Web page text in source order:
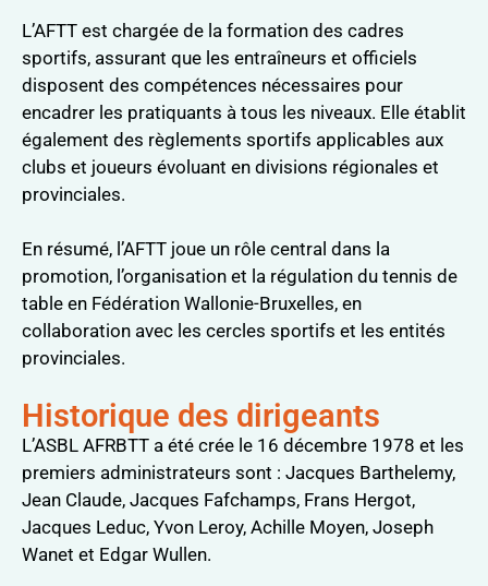
L’AFTT est chargée de la formation des cadres
sportifs, assurant que les entraîneurs et officiels
disposent des compétences nécessaires pour
encadrer les pratiquants à tous les niveaux. Elle établit
également des règlements sportifs applicables aux
clubs et joueurs évoluant en divisions régionales et
provinciales.
En résumé, l’AFTT joue un rôle central dans la
promotion, l’organisation et la régulation du tennis de
table en Fédération Wallonie-Bruxelles, en
collaboration avec les cercles sportifs et les entités
provinciales.
Historique des dirigeants
L’ASBL AFRBTT a été crée le 16 décembre 1978 et les
premiers administrateurs sont : Jacques Barthelemy,
Jean Claude, Jacques Fafchamps, Frans Hergot,
Jacques Leduc, Yvon Leroy, Achille Moyen, Joseph
Wanet et Edgar Wullen.